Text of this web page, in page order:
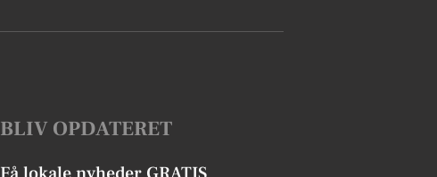
BLIV OPDATERET